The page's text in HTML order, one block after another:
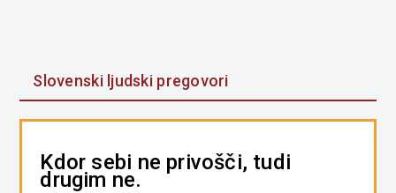
Slovenski ljudski pregovori
Kdor sebi ne privošči, tudi
drugim ne.